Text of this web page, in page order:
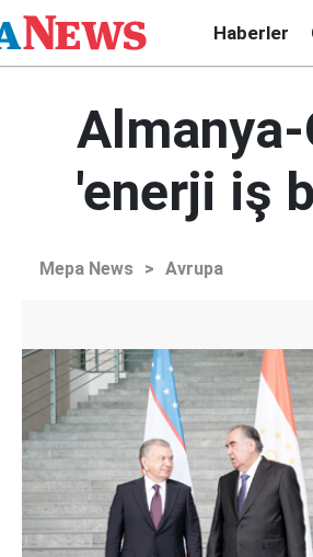
Haberler
'enerji iş
Mepa News > Avrupa